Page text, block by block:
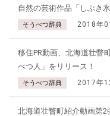
自然の芸術作品「しぶき
そうべつ辞典 2018年
移住PR動画、北海道壮瞥
べつ人」をリリース！
そうべつ辞典 2017年
北海道壮瞥町紹介動画第